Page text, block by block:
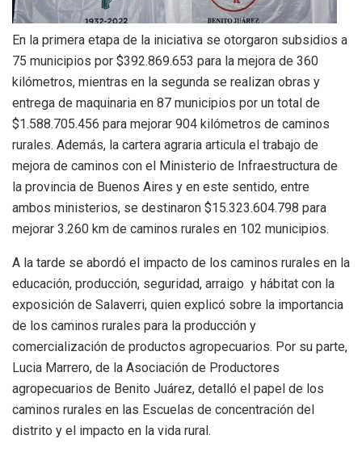
En la primera etapa de la iniciativa se otorgaron subsidios a
75 municipios por $392.869.653 para la mejora de 360
kilómetros, mientras en la segunda se realizan obras y
entrega de maquinaria en 87 municipios por un total de
$1.588.705.456 para mejorar 904 kilómetros de caminos
rurales. Además, la cartera agraria articula el trabajo de
mejora de caminos con el Ministerio de Infraestructura de
la provincia de Buenos Aires y en este sentido, entre
ambos ministerios, se destinaron $15.323.604.798 para
mejorar 3.260 km de caminos rurales en 102 municipios.
A la tarde se abordó el impacto de los caminos rurales en la
educación, producción, seguridad, arraigo y hábitat con la
exposición de Salaverri, quien explicó sobre la importancia
de los caminos rurales para la producción y
comercialización de productos agropecuarios. Por su parte,
Lucia Marrero, de la Asociación de Productores
agropecuarios de Benito Juárez, detalló el papel de los
caminos rurales en las Escuelas de concentración del
distrito y el impacto en la vida rural.